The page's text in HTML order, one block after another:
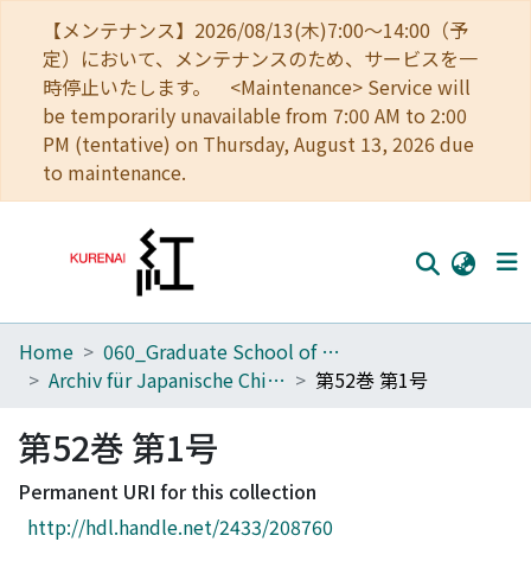
【メンテナンス】2026/08/13(木)7:00～14:00（予
定）において、メンテナンスのため、サービスを一
時停止いたします。 <Maintenance> Service will
be temporarily unavailable from 7:00 AM to 2:00
PM (tentative) on Thursday, August 13, 2026 due
to maintenance.
Home
Browse
Download Ranking
Access Statistics
Home
060_Graduate School of Medicine
Archiv für Japanische Chirurgie
第52巻 第1号
第52巻 第1号
Permanent URI for this collection
http://hdl.handle.net/2433/208760